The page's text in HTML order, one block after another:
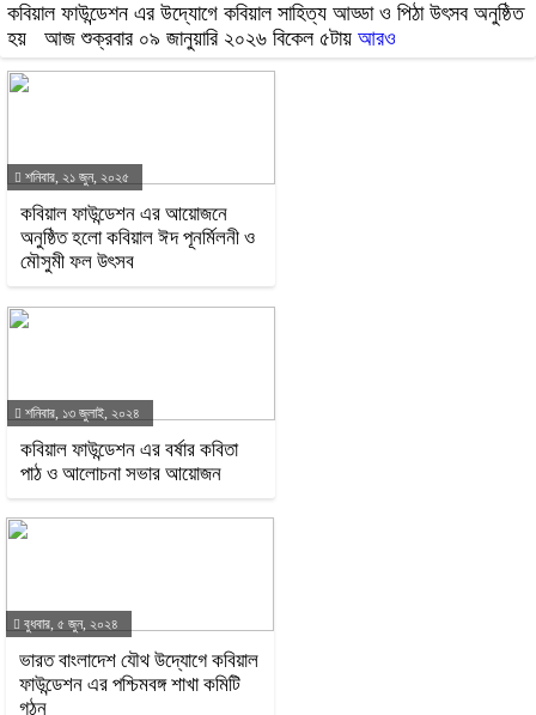
কবিয়াল ফাউন্ডেশন এর উদ্যোগে কবিয়াল সাহিত্য আড্ডা ও পিঠা উৎসব অনুষ্ঠিত
হয় আজ শুক্রবার ০৯ জানুয়ারি ২০২৬ বিকেল ৫টায় আরও
শনিবার, ২১ জুন, ২০২৫
কবিয়াল ফাউন্ডেশন এর আয়োজনে
অনুষ্ঠিত হলো কবিয়াল ঈদ পূনর্মিলনী ও
মৌসুমী ফল উৎসব
শনিবার, ১৩ জুলাই, ২০২৪
কবিয়াল ফাউন্ডেশন এর বর্ষার কবিতা
পাঠ ও আলোচনা সভার আয়োজন
বুধবার, ৫ জুন, ২০২৪
ভারত বাংলাদেশ যৌথ উদ্যোগে কবিয়াল
ফাউন্ডেশন এর পশ্চিমবঙ্গ শাখা কমিটি
গঠন